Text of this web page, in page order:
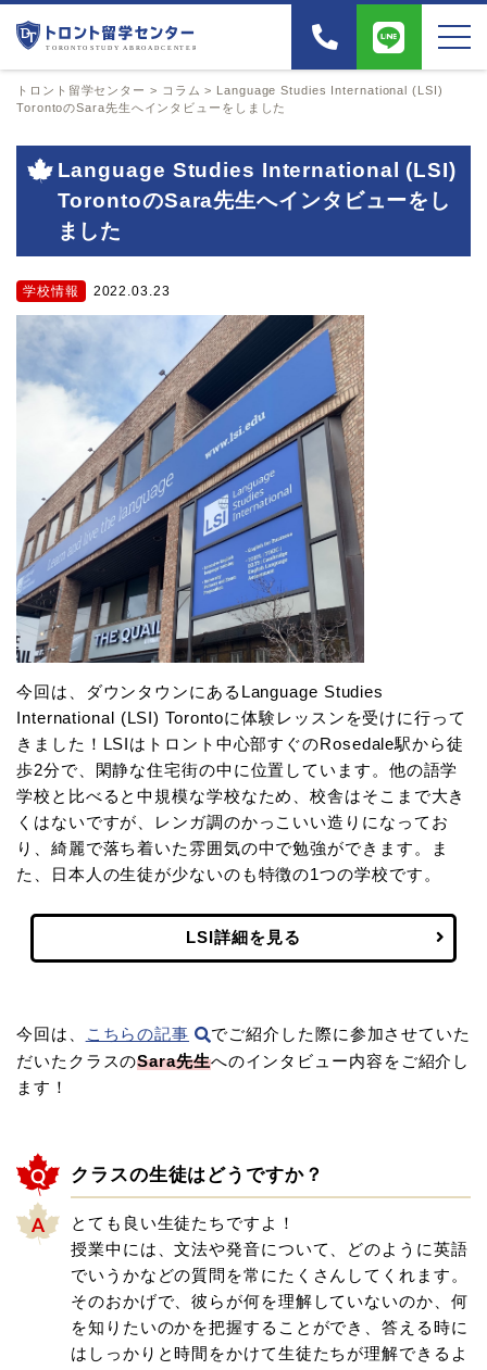
トロント留学センター > コラム >
Language Studies International (LSI)
TorontoのSara先生へインタビューをしました
Language Studies International (LSI)
TorontoのSara先生へインタビューをし
ました
学校情報 2022.03.23
今回は、ダウンタウンにあるLanguage Studies
International (LSI) Torontoに体験レッスンを受けに行って
きました！LSIはトロント中心部すぐのRosedale駅から徒
歩2分で、閑静な住宅街の中に位置しています。他の語学
学校と比べると中規模な学校なため、校舎はそこまで大き
くはないですが、レンガ調のかっこいい造りになってお
り、綺麗で落ち着いた雰囲気の中で勉強ができます。ま
た、日本人の生徒が少ないのも特徴の1つの学校です。
LSI詳細を見る
今回は、 こちらの記事
でご紹介した際に参加させていた
だいたクラスのSara先生へのインタビュー内容をご紹介し
ます！
クラスの生徒はどうですか？
とても良い生徒たちですよ！
授業中には、文法や発音について、どのように英語
でいうかなどの質問を常にたくさんしてくれます。
そのおかげで、彼らが何を理解していないのか、何
を知りたいのかを把握することができ、答える時に
はしっかりと時間をかけて生徒たちが理解できるよ